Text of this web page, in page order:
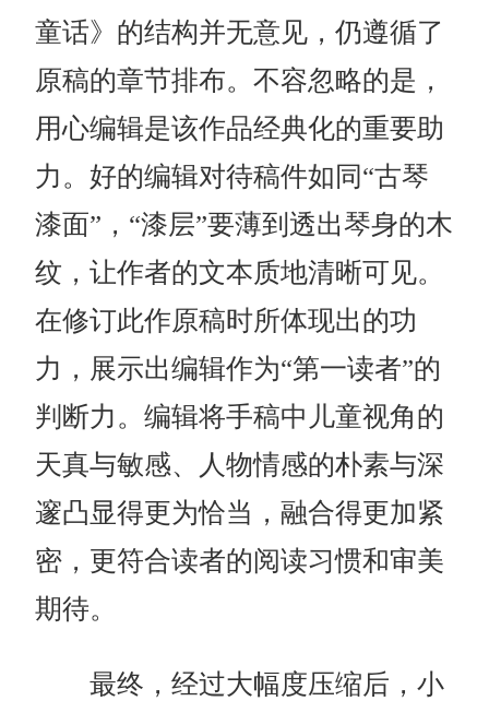
童话》的结构并无意见，仍遵循了
原稿的章节排布。不容忽略的是，
用心编辑是该作品经典化的重要助
力。好的编辑对待稿件如同“古琴
漆面”，“漆层”要薄到透出琴身的木
纹，让作者的文本质地清晰可见。
在修订此作原稿时所体现出的功
力，展示出编辑作为“第一读者”的
判断力。编辑将手稿中儿童视角的
天真与敏感、人物情感的朴素与深
邃凸显得更为恰当，融合得更加紧
密，更符合读者的阅读习惯和审美
期待。
最终，经过大幅度压缩后，小